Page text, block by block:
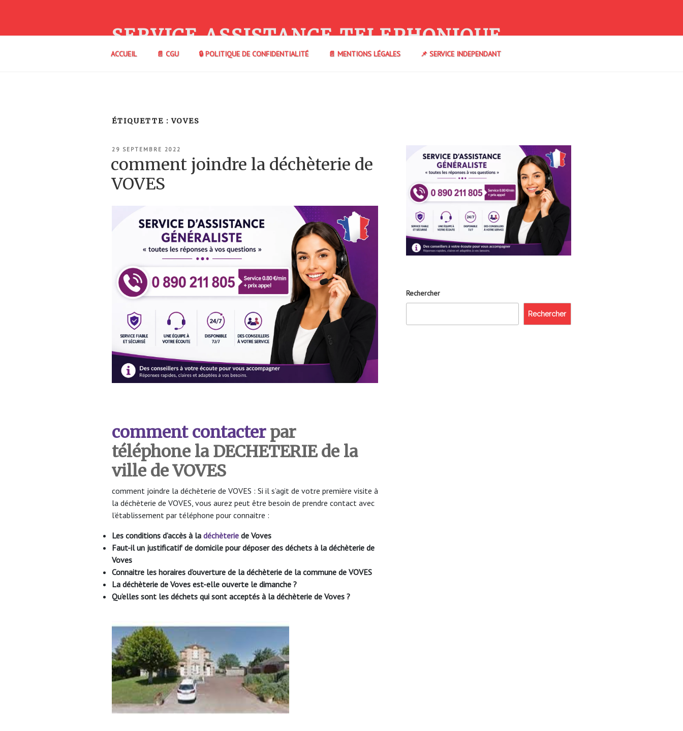
SERVICE ASSISTANCE TELEPHONIQUE
ACCUEIL 📄 CGU 🔒 POLITIQUE DE CONFIDENTIALITÉ 📄 MENTIONS LÉGALES 📌 SERVICE INDEPENDANT
ÉTIQUETTE :VOVES
PUBLIÉ
29 SEPTEMBRE 2022
comment joindre la déchèterie de
VOVES
comment contacterpar
téléphone la DECHETERIE de la
ville de VOVES
comment joindre la déchèterie de VOVES : Si il s’agit de votre première visite à
la déchèterie de VOVES, vous aurez peut être besoin de prendre contact avec
l’établissement par téléphone pour connaitre :
Les conditions d’accès à la déchèterie de Voves
Faut-il un justificatif de domicile pour déposer des déchets à la déchèterie de
Voves
Connaitre les horaires d’ouverture de la déchèterie de la commune de VOVES
La déchèterie de Voves est-elle ouverte le dimanche ?
Qu’elles sont les déchets qui sont acceptés à la déchèterie de Voves ?
Rechercher
Rechercher